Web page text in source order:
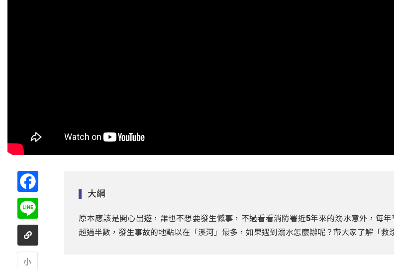
大綱
原本應該是開心出遊，誰也不想要發生憾事，不過看看消防署近5年來的溺水意外，每
超過半數，發生事故的地點以在「溪河」最多，如果遇到溺水怎麼辦呢？帶大家了解「救